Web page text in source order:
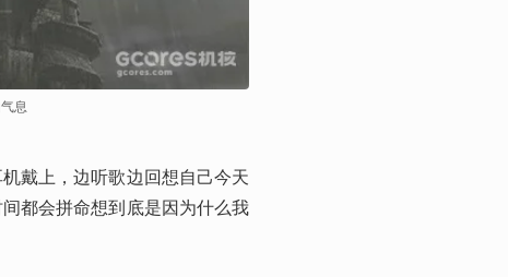
息
戴上，边听歌边回想自己今天
都会拼命想到底是因为什么我